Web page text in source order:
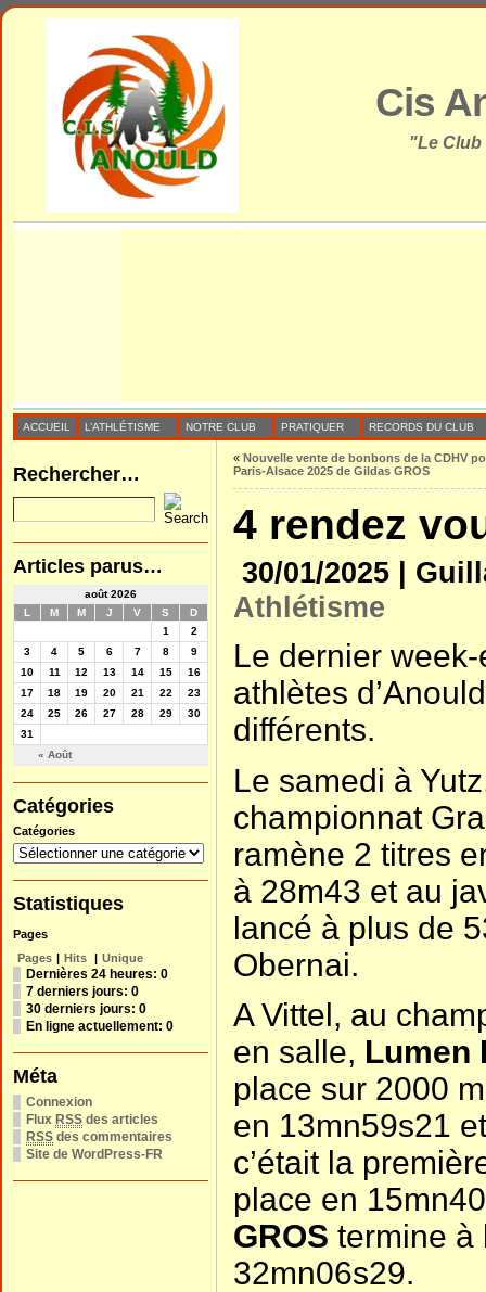
Cis
"Le Club
ACCUEIL L’ATHLÉTISME NOTRE CLUB PRATIQUER RECORDS DU CLUB
Rechercher…
Articles parus…
août 2026
L
M M J V S D
« Août
1
2
3
4 5 6 7 8
9
10
11 12 13 14 15
16
17
18 19 20 21 22
23
24
25 26 27 28 29
30
31
Catégories
Catégories
Statistiques
Pages
Pages | Hits | Unique
Dernières 24 heures: 0
7 derniers jours: 0
30 derniers jours: 0
En ligne actuellement: 0
Méta
Connexion
Flux RSS des articles
RSS des commentaires
Site de WordPress-FR
« Nouvelle vente de bonbons de la CDHV
Paris-Alsace 2025 de Gildas GROS
4 rendez
30/01/2025 |
Athlétisme
Le dernier
athlètes
différents.
Le samedi à
championnat
ramène 2 titres
à 28m43 et au
lancé à plus de
Obernai.
A Vittel, au
en salle, Lumen
place sur 2000
en 13mn59s21
c’était la
place en
GROS termine à
32mn06s29.